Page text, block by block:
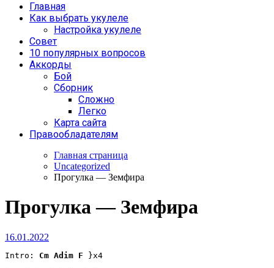
Главная
Как выбрать укулеле
Настройка укулеле
Совет
10 популярных вопросов
Аккорды
Бой
Сборник
Сложно
Легко
Карта сайта
Правообладателям
Главная страница
Uncategorized
Прогулка — Земфира
Прогулка — Земфира
16.01.2022
Intro: Cm Adim F }x4